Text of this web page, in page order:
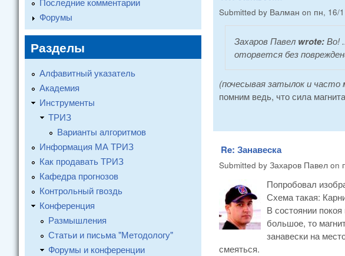
Submitted by Валман on пн, 16/
Захаров Павел wrote:Во!
оторвется без
(почесывая затылок и часто
помним ведь, что сила
Re: Занавеска
Submitted by Захаров Павел on
Попробовал
Схема такая:
В состоянии
большое, то
занавески на
смеяться.
Форумы
Разделы
Алфавитный указатель
Академия
Инструменты
ТРИЗ
Варианты алгоритмов
Информация МА ТРИЗ
Как продавать ТРИЗ
Кафедра прогнозов
Контрольный гвоздь
Конференция
Размышления
Статьи и письма "Методологу"
Форумы и конференции